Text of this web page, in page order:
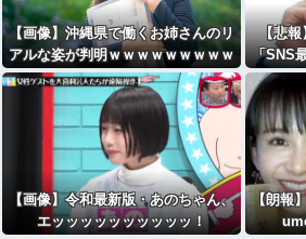
【画像】沖縄県で働くお姉さんのリ
アルな姿が判明ｗｗｗｗｗｗｗｗｗ
ｗｗｗｗ
【悲報
「SNS
価値が
った
【画像】令和最新版・あのちゃん、
エッッッッッッッッッッ！
【朗報